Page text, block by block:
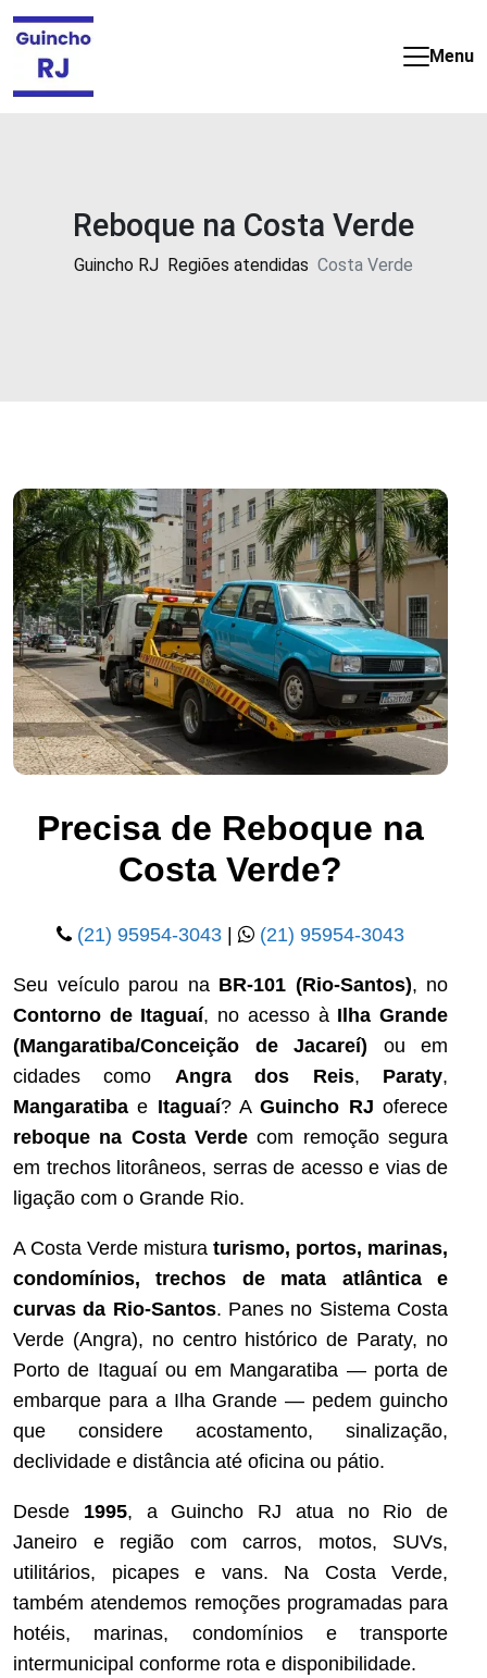
Guincho
Rio
de
Menu
Reboque na Costa Verde
Guincho RJ Regiões atendidas Costa Verde
Precisa de Reboque na
Costa Verde?
(21) 95954-3043 | (21) 95954-3043
Seu veículo parou na BR-101 (Rio-Santos), no
Contorno de Itaguaí, no acesso à Ilha Grande
(Mangaratiba/Conceição de Jacareí) ou em
cidades como Angra dos Reis, Paraty,
Mangaratiba e Itaguaí? AGuincho RJ oferece
reboque na Costa Verde com remoção segura
em trechos litorâneos, serras de acesso e vias de
ligação com o Grande Rio.
A Costa Verde mistura turismo, portos, marinas,
condomínios, trechos de mata atlântica e
curvas da Rio-Santos. Panes no Sistema Costa
Verde (Angra), no centro histórico de Paraty, no
Porto de Itaguaí ou em Mangaratiba — porta de
embarque para a Ilha Grande — pedem guincho
que considere acostamento, sinalização,
declividade e distância até oficina ou pátio.
Desde 1995, a Guincho RJ atua no Rio de
Janeiro e região com carros, motos, SUVs,
utilitários, picapes e vans. Na Costa Verde,
também atendemos remoções programadas para
hotéis, marinas, condomínios e transporte
intermunicipal conforme rota e disponibilidade.